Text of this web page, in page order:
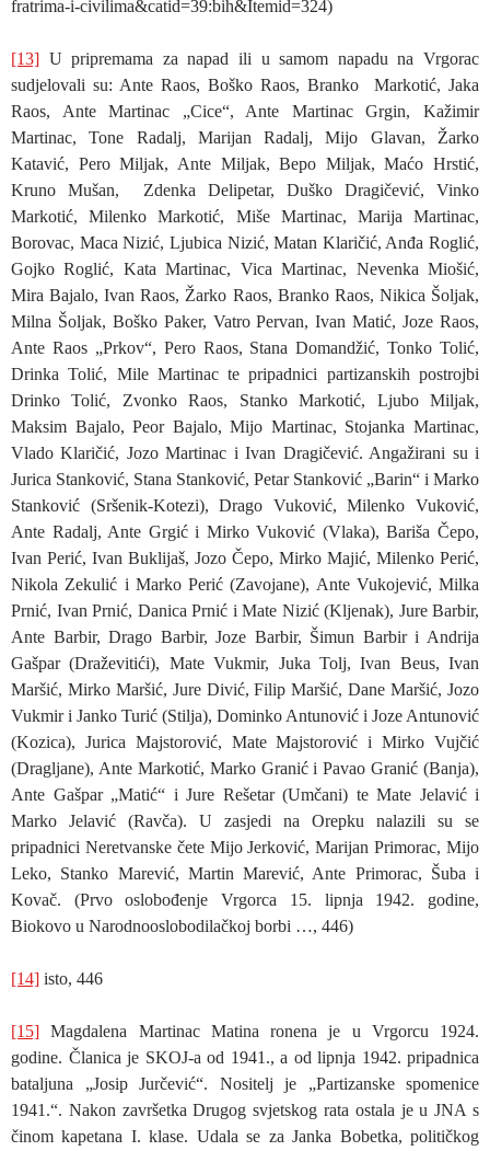
fratrima-i-civilima&catid=39:bih&Itemid=324)
[13] U pripremama za napad ili u samom napadu na Vrgorac
sudjelovali su: Ante Raos, Boško Raos, Branko Markotić, Jaka
Raos, Ante Martinac „Cice“, Ante Martinac Grgin, Kažimir
Martinac, Tone Radalj, Marijan Radalj, Mijo Glavan, Žarko
Katavić, Pero Miljak, Ante Miljak, Bepo Miljak, Maćo Hrstić,
Kruno Mušan, Zdenka Delipetar, Duško Dragičević, Vinko
Markotić, Milenko Markotić, Miše Martinac, Marija Martinac,
Borovac, Maca Nizić, Ljubica Nizić, Matan Klaričić, Anđa Roglić,
Gojko Roglić, Kata Martinac, Vica Martinac, Nevenka Miošić,
Mira Bajalo, Ivan Raos, Žarko Raos, Branko Raos, Nikica Šoljak,
Milna Šoljak, Boško Paker, Vatro Pervan, Ivan Matić, Joze Raos,
Ante Raos „Prkov“, Pero Raos, Stana Domandžić, Tonko Tolić,
Drinka Tolić, Mile Martinac te pripadnici partizanskih postrojbi
Drinko Tolić, Zvonko Raos, Stanko Markotić, Ljubo Miljak,
Maksim Bajalo, Peor Bajalo, Mijo Martinac, Stojanka Martinac,
Vlado Klaričić, Jozo Martinac i Ivan Dragičević. Angažirani su i
Jurica Stanković, Stana Stanković, Petar Stanković „Barin“ i Marko
Stanković (Sršenik-Kotezi), Drago Vuković, Milenko Vuković,
Ante Radalj, Ante Grgić i Mirko Vuković (Vlaka), Bariša Čepo,
Ivan Perić, Ivan Buklijaš, Jozo Čepo, Mirko Majić, Milenko Perić,
Nikola Zekulić i Marko Perić (Zavojane), Ante Vukojević, Milka
Prnić, Ivan Prnić, Danica Prnić i Mate Nizić (Kljenak), Jure Barbir,
Ante Barbir, Drago Barbir, Joze Barbir, Šimun Barbir i Andrija
Gašpar (Draževitići), Mate Vukmir, Juka Tolj, Ivan Beus, Ivan
Maršić, Mirko Maršić, Jure Divić, Filip Maršić, Dane Maršić, Jozo
Vukmir i Janko Turić (Stilja), Dominko Antunović i Joze Antunović
(Kozica), Jurica Majstorović, Mate Majstorović i Mirko Vujčić
(Dragljane), Ante Markotić, Marko Granić i Pavao Granić (Banja),
Ante Gašpar „Matić“ i Jure Rešetar (Umčani) te Mate Jelavić i
Marko Jelavić (Ravča). U zasjedi na Orepku nalazili su se
pripadnici Neretvanske čete Mijo Jerković, Marijan Primorac, Mijo
Leko, Stanko Marević, Martin Marević, Ante Primorac, Šuba i
Kovač. (Prvo oslobođenje Vrgorca 15. lipnja 1942. godine,
Biokovo u Narodnooslobodilačkoj borbi …, 446)
[14] isto, 446
[15] Magdalena Martinac Matina ronena je u Vrgorcu 1924.
godine. Članica je SKOJ-a od 1941., a od lipnja 1942. pripadnica
bataljuna „Josip Jurčević“. Nositelj je „Partizanske spomenice
1941.“. Nakon završetka Drugog svjetskog rata ostala je u JNA s
činom kapetana I. klase. Udala se za Janka Bobetka, političkog